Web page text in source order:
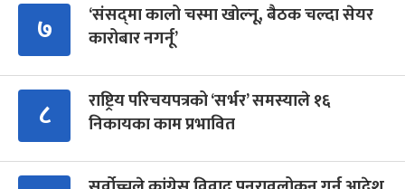
७
‘संसद्‍मा कालो चस्मा खोल्नू, बैठक चल्दा सेयर
कारोबार नगर्नू’
८
राष्ट्रिय परिचयपत्रको ‘सर्भर’ समस्याले १६
निकायका काम प्रभावित